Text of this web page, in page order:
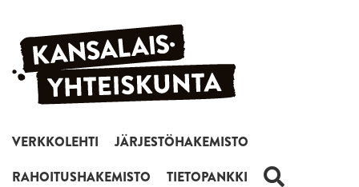
Siirry sisältöön
VERKKOLEHTI
JÄRJESTÖHAKEMISTO
RAHOITUSHAKEMISTO
TIETOPANKKI HAKU